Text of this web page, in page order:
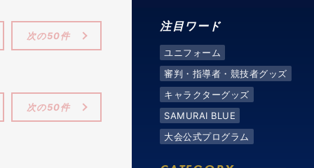
次の50件
次の50件
注目ワード
ユニフォーム
審判・指導者・競技者グッズ
キャラクターグッズ
SAMURAI BLUE
大会公式プログラム